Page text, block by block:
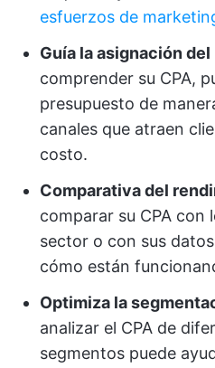
esfuerzos de
Guía la asignación
comprender su CPA,
presupuesto de
canales que atraen
costo.
Comparativa del
comparar su CPA con
sector o con sus
cómo están
Optimiza la
analizar el CPA de
segmentos puede